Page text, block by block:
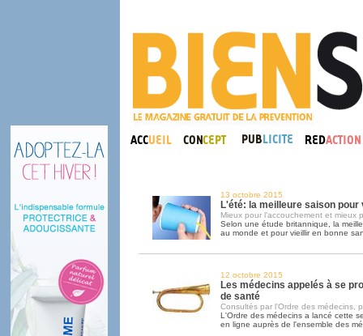
13 octobre 2015
L'été: la meilleure saison pour
Mieux pour l'accouchement et mieux
Selon une étude britannique, la
au monde et pour vieillir en bonne
12 octobre 2015
Les médecins appelés à se
de santé
Consultés par l'Ordre des médecins,
L'Ordre des médecins a lancé cette
en ligne auprès de l'ensemble des